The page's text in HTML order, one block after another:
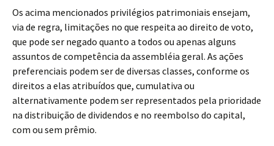
Os acima mencionados privilégios patrimoniais ensejam,
via de regra, limitações no que respeita ao direito de voto,
que pode ser negado quanto a todos ou apenas alguns
assuntos de competência da assembléia geral. As ações
preferenciais podem ser de diversas classes, conforme os
direitos a elas atribuídos que, cumulativa ou
alternativamente podem ser representados pela prioridade
na distribuição de dividendos e no reembolso do capital,
com ou sem prêmio.